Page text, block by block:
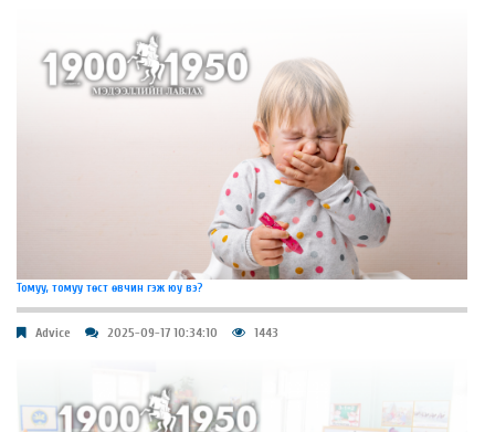
Томуу, томуу төст өвчин гэж юу вэ?
Advice 2025-09-17 10:34:10 1443